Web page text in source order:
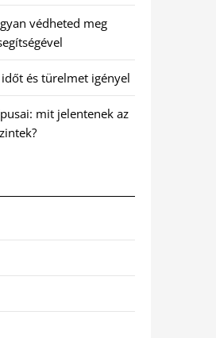
védheted meg
és türelmet igényel
mit jelentenek az